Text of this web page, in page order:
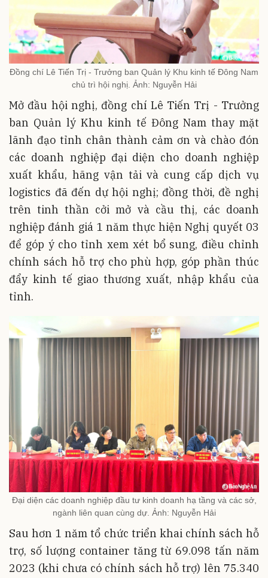
Đồng chí Lê Tiến Trị - Trưởng ban Quản lý Khu kinh tế Đông Nam
chủ trì hội nghị. Ảnh: Nguyễn Hải
Mở đầu hội nghị, đồng chí Lê Tiến Trị - Trưởng
ban Quản lý Khu kinh tế Đông Nam thay mặt
lãnh đạo tỉnh chân thành cảm ơn và chào đón
các doanh nghiệp đại diện cho doanh nghiệp
xuất khẩu, hãng vận tải và cung cấp dịch vụ
logistics đã đến dự hội nghị; đồng thời, đề nghị
trên tinh thần cởi mở và cầu thị, các doanh
nghiệp đánh giá 1 năm thực hiện Nghị quyết 03
để góp ý cho tỉnh xem xét bổ sung, điều chỉnh
chính sách hỗ trợ cho phù hợp, góp phần thúc
đẩy kinh tế giao thương xuất, nhập khẩu của
tỉnh.
Đại diện các doanh nghiệp đầu tư kinh doanh hạ tầng và các sở,
ngành liên quan cùng dự. Ảnh: Nguyễn Hải
Sau hơn 1 năm tổ chức triển khai chính sách hỗ
trợ, số lượng container tăng từ 69.098 tấn năm
2023 (khi chưa có chính sách hỗ trợ) lên 75.340